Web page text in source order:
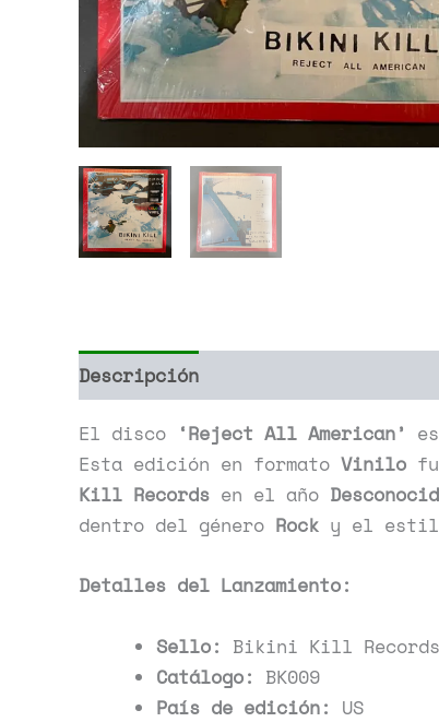
Descripción
El disco ‘Reject All American’
Esta edición en formato Vinilo
Kill Records en el año
dentro del género Rock y el
Detalles del Lanzamiento:
Sello: Bikini Kill Records
Catálogo: BK009
País de edición: US